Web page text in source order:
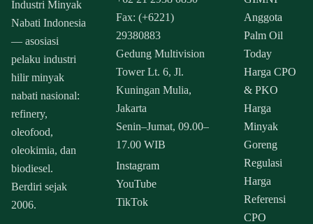
Industri Minyak
Nabati Indonesia
— asosiasi
pelaku industri
hilir minyak
nabati nasional:
refinery,
oleofood,
oleokimia, dan
biodiesel.
Berdiri sejak
2006.
Fax: (+6221)
29380883
Gedung Multivision
Tower Lt. 6, Jl.
Kuningan Mulia,
Jakarta
Senin–Jumat, 09.00–
17.00 WIB
Instagram
YouTube
TikTok
Anggota
Palm Oil
Today
Harga CPO
& PKO
Harga
Minyak
Goreng
Regulasi
Harga
Referensi
CPO